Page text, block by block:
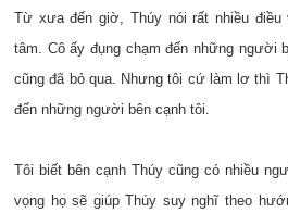
Từ xưa đến giờ, Thúy nói rất nhiều điều
tâm. Cô ấy đụng chạm đến những người
cũng đã bỏ qua. Nhưng tôi cứ làm lơ thì
đến những người bên cạnh tôi.
Tôi biết bên cạnh Thúy cũng có nhiều
vọng họ sẽ giúp Thúy suy nghĩ theo